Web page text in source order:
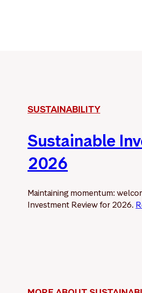
SUSTAINABILITY
Sustainable
2026
Maintaining momentum:
Investment Review for 2026.